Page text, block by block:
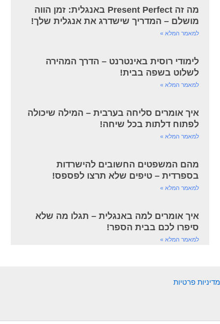
מה זה Present Perfect באנגלית: זמן הווה
מושלם – המדריך שישדרג את אנגלית שלך!
למאמר המלא »
לימודי רוסית באינטרנט – הדרך המהירה
לשלוט בשפה בבית!
למאמר המלא »
איך אומרים סליחה בערבית – המילה שיכולה
לפתוח דלתות בכל שיחה!
למאמר המלא »
מהם המשפטים החשובים להישרדות
בספרדית – טיפים שלא תרצו לפספס!
למאמר המלא »
איך אומרים למה באנגלית – תגלו מה שלא
סיפרו לכם בבית הספר!
למאמר המלא »
מדיניות פרטיות